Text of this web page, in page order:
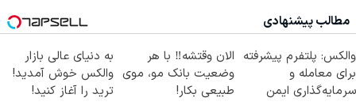
مطالب پیشنهادی
والکس: پلتفرم پیشرفته
برای معامله و
سرمایه‌گذاری ایمن
الان وقتشه‼️ با هر
وضعیت بانک مو، موی
طبیعی بکار!
به دنیای عالی بازار
والکس خوش آمدید!
ترید را آغاز کنید!